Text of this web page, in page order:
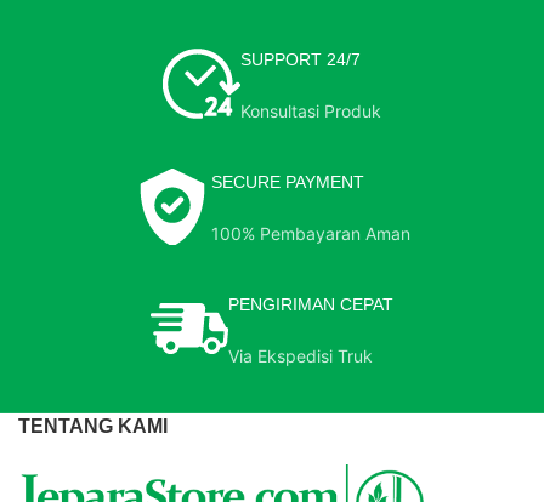
SUPPORT 24/7
Konsultasi Produk
SECURE PAYMENT
100% Pembayaran Aman
PENGIRIMAN CEPAT
Via Ekspedisi Truk
TENTANG KAMI